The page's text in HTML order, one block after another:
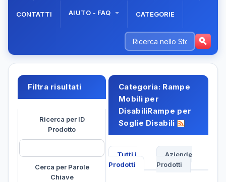
CONTATTI AIUTO - FAQ CATEGORIE
Filtra risultati
Ricerca per ID
Prodotto
Cerca per Parole
Chiave
Categoria: Rampe
Mobili per
DisabiliRampe per
Soglie Disabili
Tutti i
Prodotti
Aziende
Prodotti